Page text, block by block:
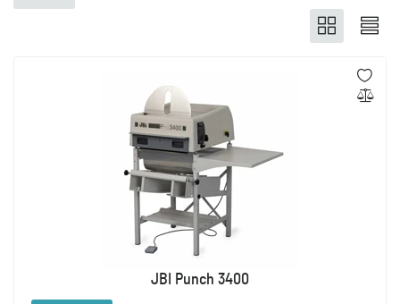
JBI Punch 3400